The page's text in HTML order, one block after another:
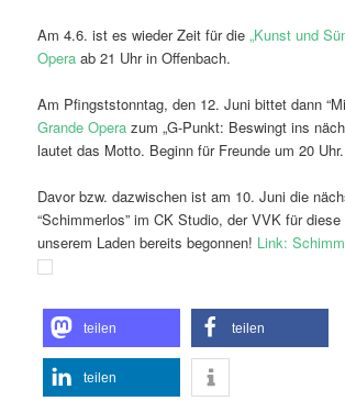
Am 4.6. ist es wieder Zeit für die„Kunst und
Opera ab 21 Uhr in Offenbach.
Am Pfingststonntag, den 12. Juni bittet dann
Grande Opera zum „G-Punkt: Beswingt ins
lautet das Motto. Beginn für Freunde um 20 Uhr.
Davor bzw. dazwischen ist am 10. Juni die
“Schimmerlos” im CK Studio, der VVK für
unserem Laden bereits begonnen! Link:
teilen teilen
teilen